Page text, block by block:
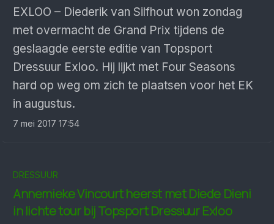
EXLOO – Diederik van Silfhout won zondag
met overmacht de Grand Prix tijdens de
geslaagde eerste editie van Topsport
Dressuur Exloo. Hij lijkt met Four Seasons
hard op weg om zich te plaatsen voor het EK
in augustus.
7 mei 2017 17:54
DRESSUUR
Annemieke Vincourt heerst met Diede Dieni
in lichte tour bij Topsport Dressuur Exloo